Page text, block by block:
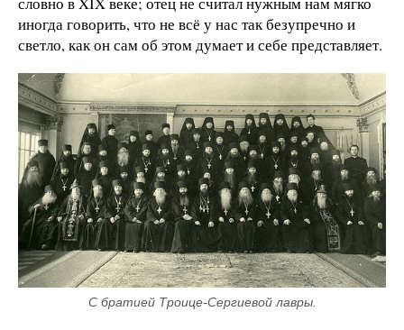
иногда говорить, что не всё у нас так безупречно и
светло, как он сам об этом думает и себе представляет.
С братией Троице-Сергиевой лавры.